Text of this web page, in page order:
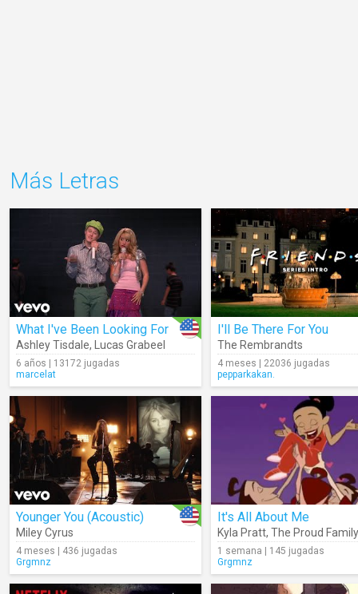
Más Letras
What I've Been Looking For
Ashley Tisdale, Lucas Grabeel
6 años | 13172 jugadas
marcelat
I'll Be There For You
The Rembrandts
4 meses | 22036 jugadas
pepparkakan.
Younger You (Acoustic)
Miley Cyrus
4 meses | 436 jugadas
Grgmnz
It's All About Me
Kyla Pratt, The Proud
1 semana | 145 jugadas
Grgmnz